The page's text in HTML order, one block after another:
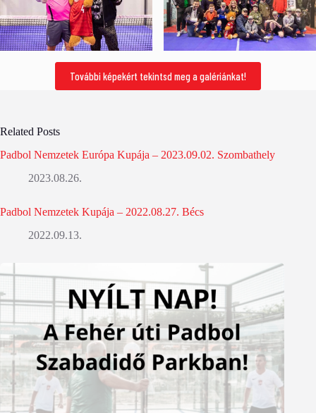
További képekért tekintsd meg a galériánkat!
Related Posts
Padbol Nemzetek Európa Kupája – 2023.09.02. Szombathely
2023.08.26.
Padbol Nemzetek Kupája – 2022.08.27. Bécs
2022.09.13.